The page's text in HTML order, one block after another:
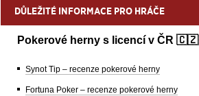
DŮLEŽITÉ INFORMACE PRO HRÁČE
Pokerové herny s licencí v ČR 🇨🇿
Synot Tip – recenze pokerové herny
Fortuna Poker – recenze pokerové herny